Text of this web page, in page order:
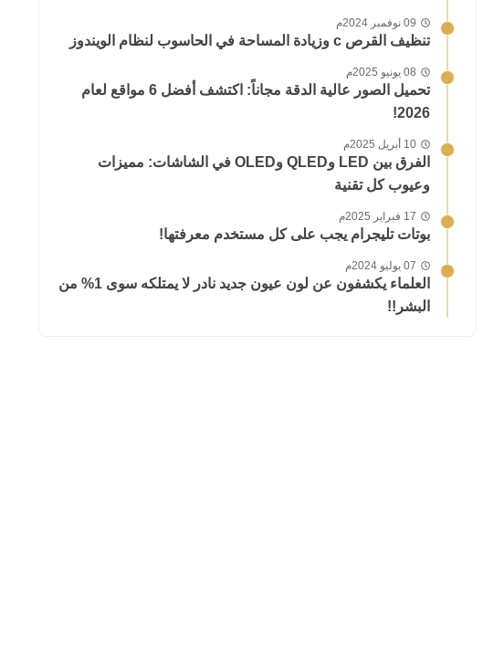
09 نوفمبر 2024م
تنظيف القرص c وزيادة المساحة في الحاسوب لنظام الويندوز
08 يونيو 2025م
تحميل الصور عالية الدقة مجاناً: اكتشف أفضل 6 مواقع لعام
2026!
10 أبريل 2025م
الفرق بين LED وQLED وOLED في الشاشات: مميزات
وعيوب كل تقنية
17 فبراير 2025م
بوتات تليجرام يجب على كل مستخدم معرفتها!
07 يوليو 2024م
العلماء يكشفون عن لون عيون جديد نادر لا يمتلكه سوى 1% من
البشر!!